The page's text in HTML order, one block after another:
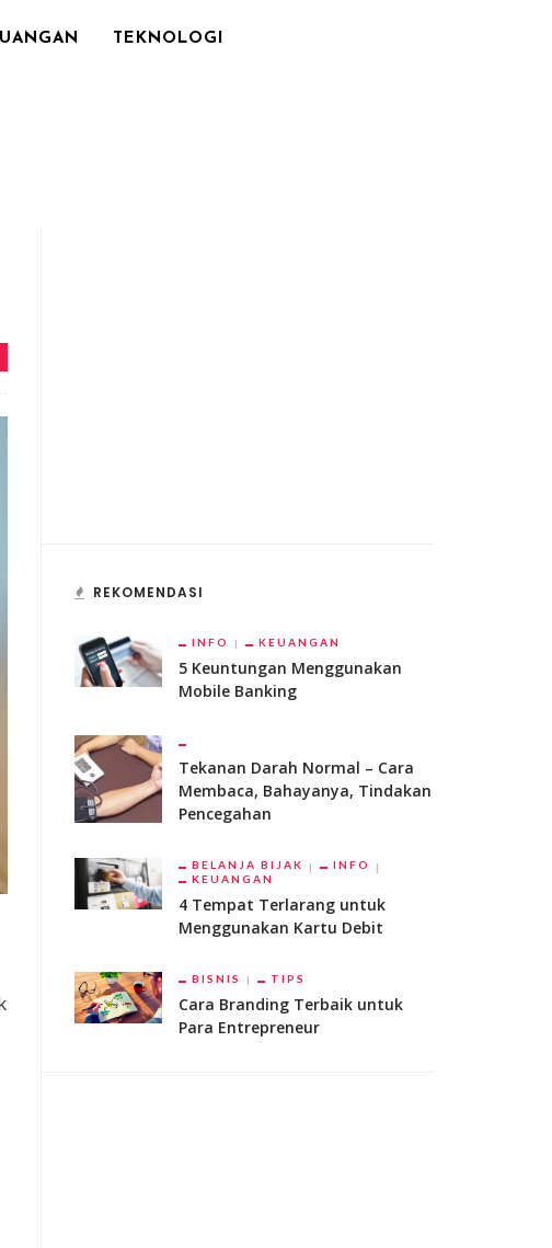
TEKNOLOGI
REKOMENDASI
INFO KEUANGAN
5 Keuntungan Menggunakan
Mobile Banking
Tekanan Darah Normal – Cara
Membaca, Bahayanya, Tindakan
Pencegahan
BELANJA BIJAK
INFO
KEUANGAN
4 Tempat Terlarang untuk
Menggunakan Kartu Debit
BISNIS TIPS
Cara Branding Terbaik untuk
Para Entrepreneur